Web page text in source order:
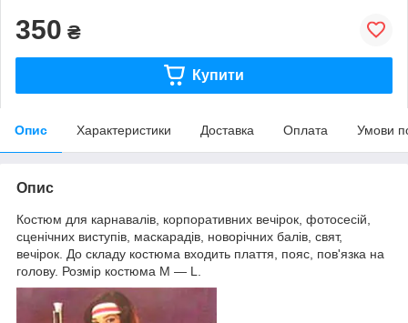
350 ₴
Купити
Опис Характеристики Доставка Оплата Умови
Опис
Костюм для карнавалів, корпоративних вечірок, фотосесій,
сценічних виступів, маскарадів, новорічних балів, свят,
вечірок. До складу костюма входить плаття, пояс, пов'язка на
голову. Розмір костюма M — L.